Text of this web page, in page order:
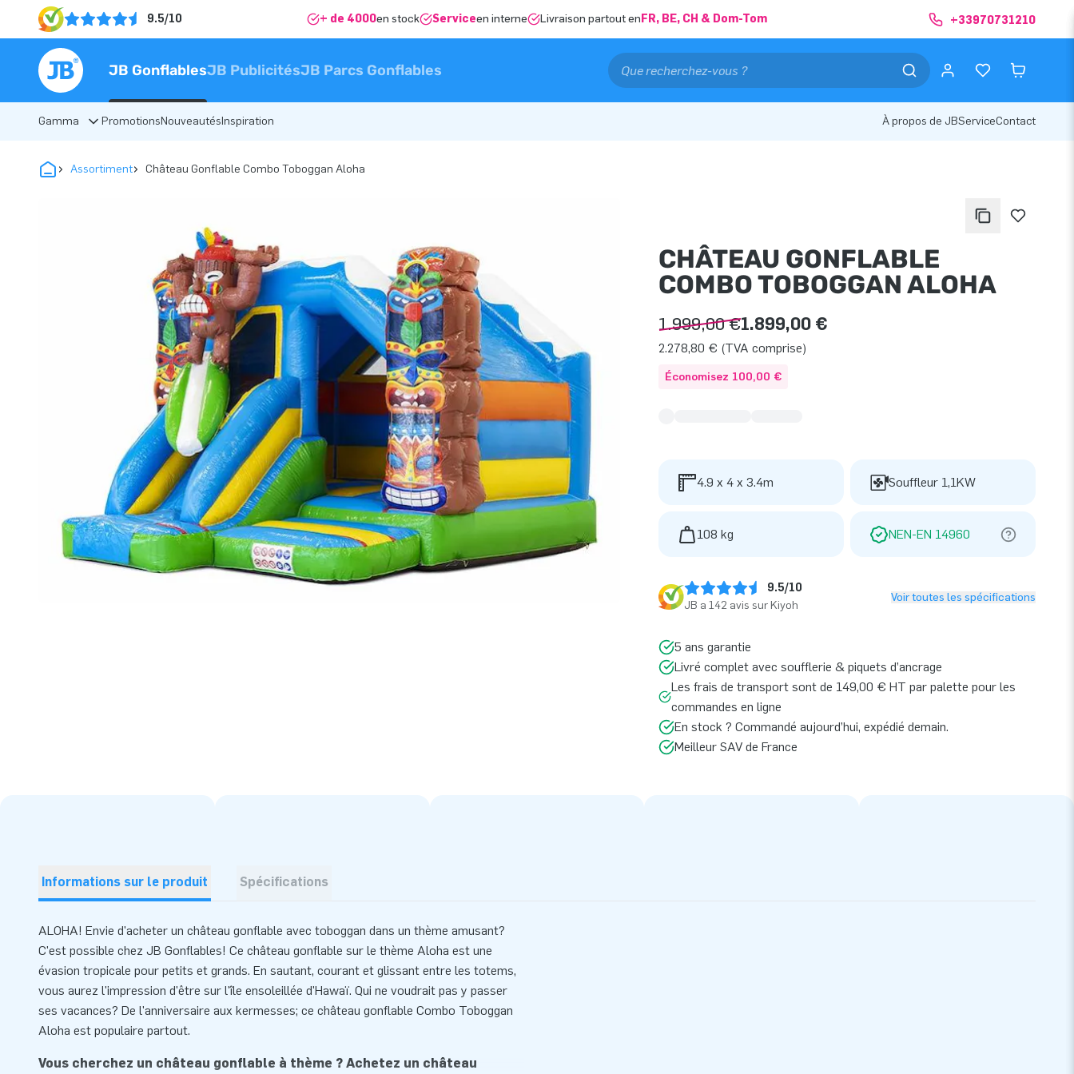
9.5/10 + de 4000en stock Serviceen interne Livraison partout en FR, BE, CH & Dom-Tom +33970731210
JB GonflablesJB PublicitésJB Parcs Gonflables
Gamma PromotionsNouveautésInspiration À propos de JBServiceContact
Assortiment Château Gonflable Combo Toboggan Aloha
CHÂTEAU GONFLABLE
COMBO TOBOGGAN ALOHA
1.999,00 €1.899,00 €
2.278,80 € (TVA comprise)
Économisez 100,00 €
4.9 x 4 x 3.4m Souffleur 1,1KW
108 kg NEN-EN 14960
9.5/10
JB a 142 avis sur Kiyoh
Voir toutes les spécifications
5 ans garantie
Livré complet avec soufflerie & piquets d’ancrage
Les frais de transport sont de 149,00 € HT par palette pour les
commandes en ligne
En stock ? Commandé aujourd’hui, expédié demain.
Meilleur SAV de France
Informations sur le produit Spécifications
ALOHA! Envie d'acheter un château gonflable avec toboggan dans un thème amusant?
C'est possible chez JB Gonflables! Ce château gonflable sur le thème Aloha est une
évasion tropicale pour petits et grands. En sautant, courant et glissant entre les totems,
vous aurez l'impression d'être sur l'île ensoleillée d'Hawaï. Qui ne voudrait pas y passer
ses vacances? De l'anniversaire aux kermesses; ce château gonflable Combo Toboggan
Aloha est populaire partout.
Vous cherchez un château gonflable à thème ? Achetez un château